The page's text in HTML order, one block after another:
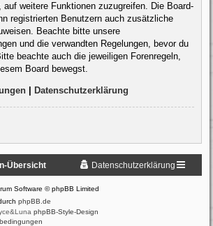
auf weitere Funktionen zuzugreifen. Die Board-
registrierten Benutzern auch zusätzliche
Beachte bitte unsere
und die verwandten Regelungen, bevor du
beachte auch die jeweiligen Forenregeln,
Board bewegst.
Datenschutzerklärung
Übersicht Datenschutzerklärung
Software © phpBB Limited
phpBB.de
phpBB-Style-Design